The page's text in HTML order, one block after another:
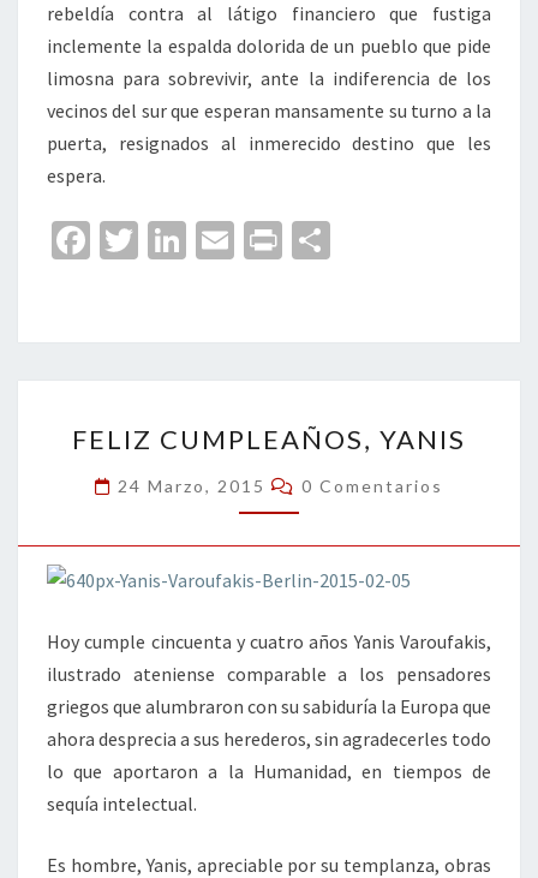
rebeldía contra al látigo financiero que fustiga
inclemente la espalda dolorida de un pueblo que pide
limosna para sobrevivir, ante la indiferencia de los
vecinos del sur que esperan mansamente su turno a la
puerta, resignados al inmerecido destino que les
espera.
Fa
o
o
k
T
er
Li
dI
n
E
l
Pr
p
ar
tir
CUMPLEAÑOS,
YANIS
FELIZ CUMPLEAÑOS, YANIS
24 Marzo, 2015 Comentarios
0 Comentarios
Hoy cumple cincuenta y cuatro años Yanis Varoufakis,
ilustrado ateniense comparable a los pensadores
griegos que alumbraron con su sabiduría la Europa que
ahora desprecia a sus herederos, sin agradecerles todo
lo que aportaron a la Humanidad, en tiempos de
sequía intelectual.
Es hombre, Yanis, apreciable por su templanza, obras